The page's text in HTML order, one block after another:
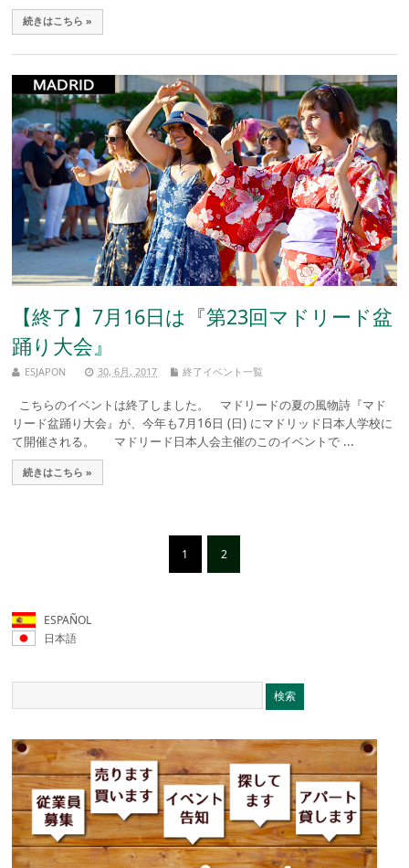
続きはこちら »
【終了】7月16日は『第23回マドリード盆
踊り大会』
ESJAPON 30, 6月, 2017 終了イベント一覧
こちらのイベントは終了しました。 マドリードの夏の風物詩『マド
リード盆踊り大会』が、今年も7月16日 (日) にマドリッド日本人学校に
て開催される。 マドリード日本人会主催のこのイベントで ...
続きはこちら »
1 2
ESPAÑOL
日本語